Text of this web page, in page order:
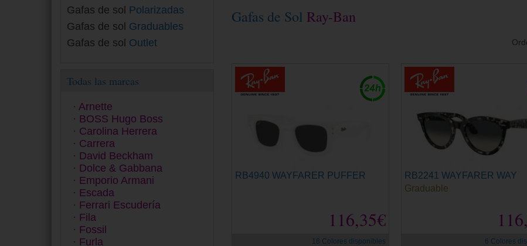
Gafas de sol Polarizadas
Gafas de sol Graduables
Gafas de sol Outlet
Todas las marcas
Arnette
BOSS Hugo Boss
Carolina Herrera
Carrera
David Beckham
Dolce & Gabbana
Emporio Armani
Escada
Ferrari Escudería
Fila
Fossil
Furla
Gafas de Sol Ray-Ban
RB4940 WAYFARER PUFFER
116,35€
18 Colores disponibles
RB2241 WAYFARER WAY
Graduable
6 Colores